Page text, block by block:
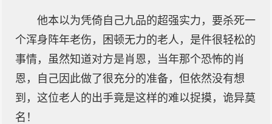
他本以为凭倚自己九品的超强实力，要杀死一
个浑身阵年老伤，困顿无力的老人，是件很轻松的
事情，虽然知道对方是肖恩，当年那个恐怖的肖
恩，自己因此做了很充分的准备，但依然没有想
到，这位老人的出手竟是这样的难以捉摸，诡异莫
名！